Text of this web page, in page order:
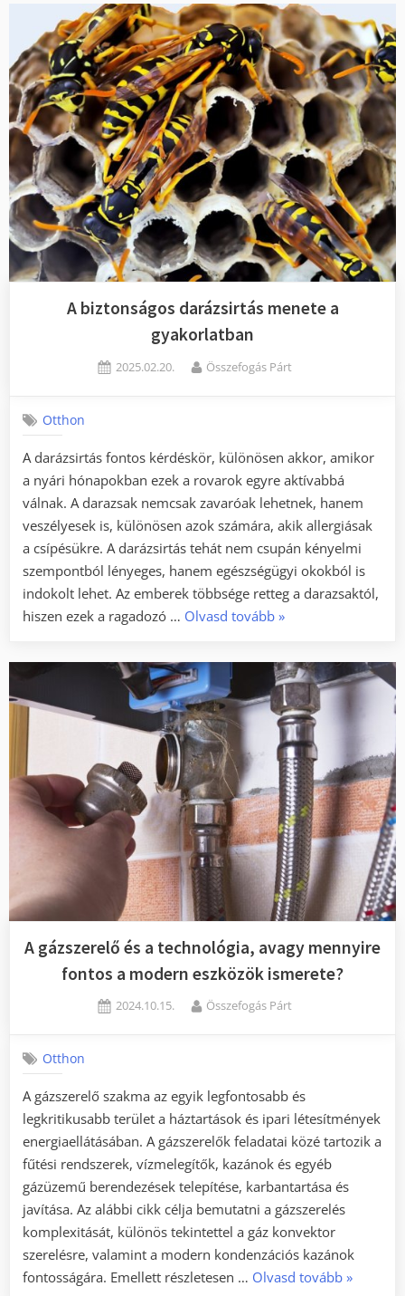
irtás
és
a
rendszeres
takarítás
fontossága”
A biztonságos darázsirtás menete a
gyakorlatban
Posted
2025.02.20. By
Összefogás Párt
Otthon
A darázsirtás fontos kérdéskör, különösen akkor, amikor
a nyári hónapokban ezek a rovarok egyre aktívabbá
válnak. A darazsak nemcsak zavaróak lehetnek, hanem
veszélyesek is, különösen azok számára, akik allergiásak
a csípésükre. A darázsirtás tehát nem csupán kényelmi
szempontból lényeges, hanem egészségügyi okokból is
indokolt lehet. Az emberek többsége retteg a darazsaktól,
hiszen ezek a ragadozó … Olvasd tovább„A
darázsirtás
menete
a
gyakorlatban”
»
A gázszerelő és a technológia, avagy mennyire
fontos a modern eszközök ismerete?
Posted
2024.10.15. By
Összefogás Párt
Otthon
A gázszerelő szakma az egyik legfontosabb és
legkritikusabb terület a háztartások és ipari létesítmények
energiaellátásában. A gázszerelők feladatai közé tartozik a
fűtési rendszerek, vízmelegítők, kazánok és egyéb
gázüzemű berendezések telepítése, karbantartása és
javítása. Az alábbi cikk célja bemutatni a gázszerelés
komplexitását, különös tekintettel a gáz konvektor
szerelésre, valamint a modern kondenzációs kazánok
fontosságára. Emellett részletesen … Olvasd tovább„A
»